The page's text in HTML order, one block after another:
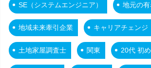
SE（システムエンジニア） 地元の
地域未来牽引企業 キャリアチェンジ
土地家屋調査士 関東 20代 初